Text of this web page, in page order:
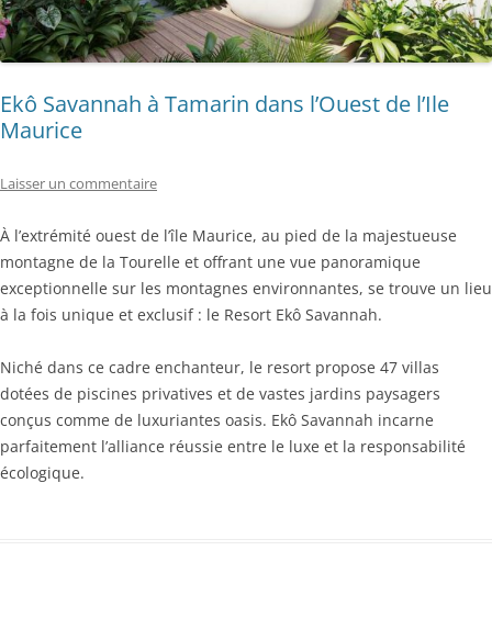
Ekô Savannah à Tamarin dans l’Ouest de l’Ile
Maurice
Laisser un commentaire
À l’extrémité ouest de l’île Maurice, au pied de la majestueuse
montagne de la Tourelle et offrant une vue panoramique
exceptionnelle sur les montagnes environnantes, se trouve un lieu
à la fois unique et exclusif : le Resort Ekô Savannah.
Niché dans ce cadre enchanteur, le resort propose 47 villas
dotées de piscines privatives et de vastes jardins paysagers
conçus comme de luxuriantes oasis. Ekô Savannah incarne
parfaitement l’alliance réussie entre le luxe et la responsabilité
écologique.